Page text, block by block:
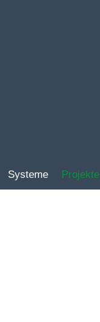
Systeme Projekte